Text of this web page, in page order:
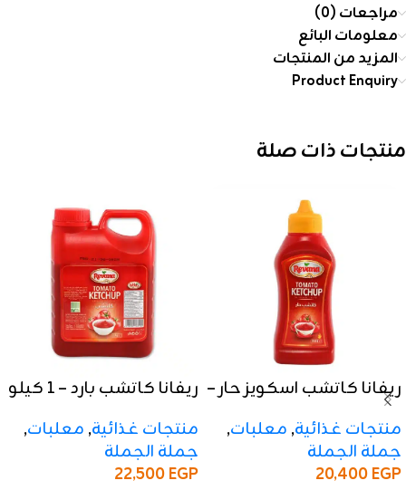
مراجعات (0)
معلومات البائع
المزيد من المنتجات
Product Enquiry
منتجات ذات صلة
ريفانا كاتشب اسكويز حار –
350 جرام
منتجات غذائية, معلبات,
جملة الجملة
20,400EGP
ريفانا كاتشب بارد – 1 كيلو
منتجات غذائية, معلبات,
جملة الجملة
22,500EGP